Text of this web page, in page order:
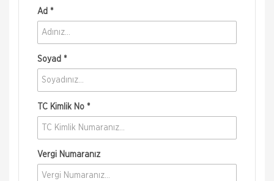
Ad *
Soyad *
TC Kimlik No *
Vergi Numaranız